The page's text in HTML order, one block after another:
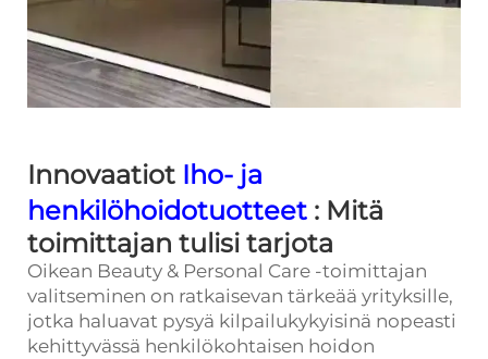
Innovaatiot Iho- ja
henkilöhoidotuotteet : Mitä
toimittajan tulisi tarjota
Oikean Beauty & Personal Care -toimittajan
valitseminen on ratkaisevan tärkeää yrityksille,
jotka haluavat pysyä kilpailukykyisinä nopeasti
kehittyvässä henkilökohtaisen hoidon